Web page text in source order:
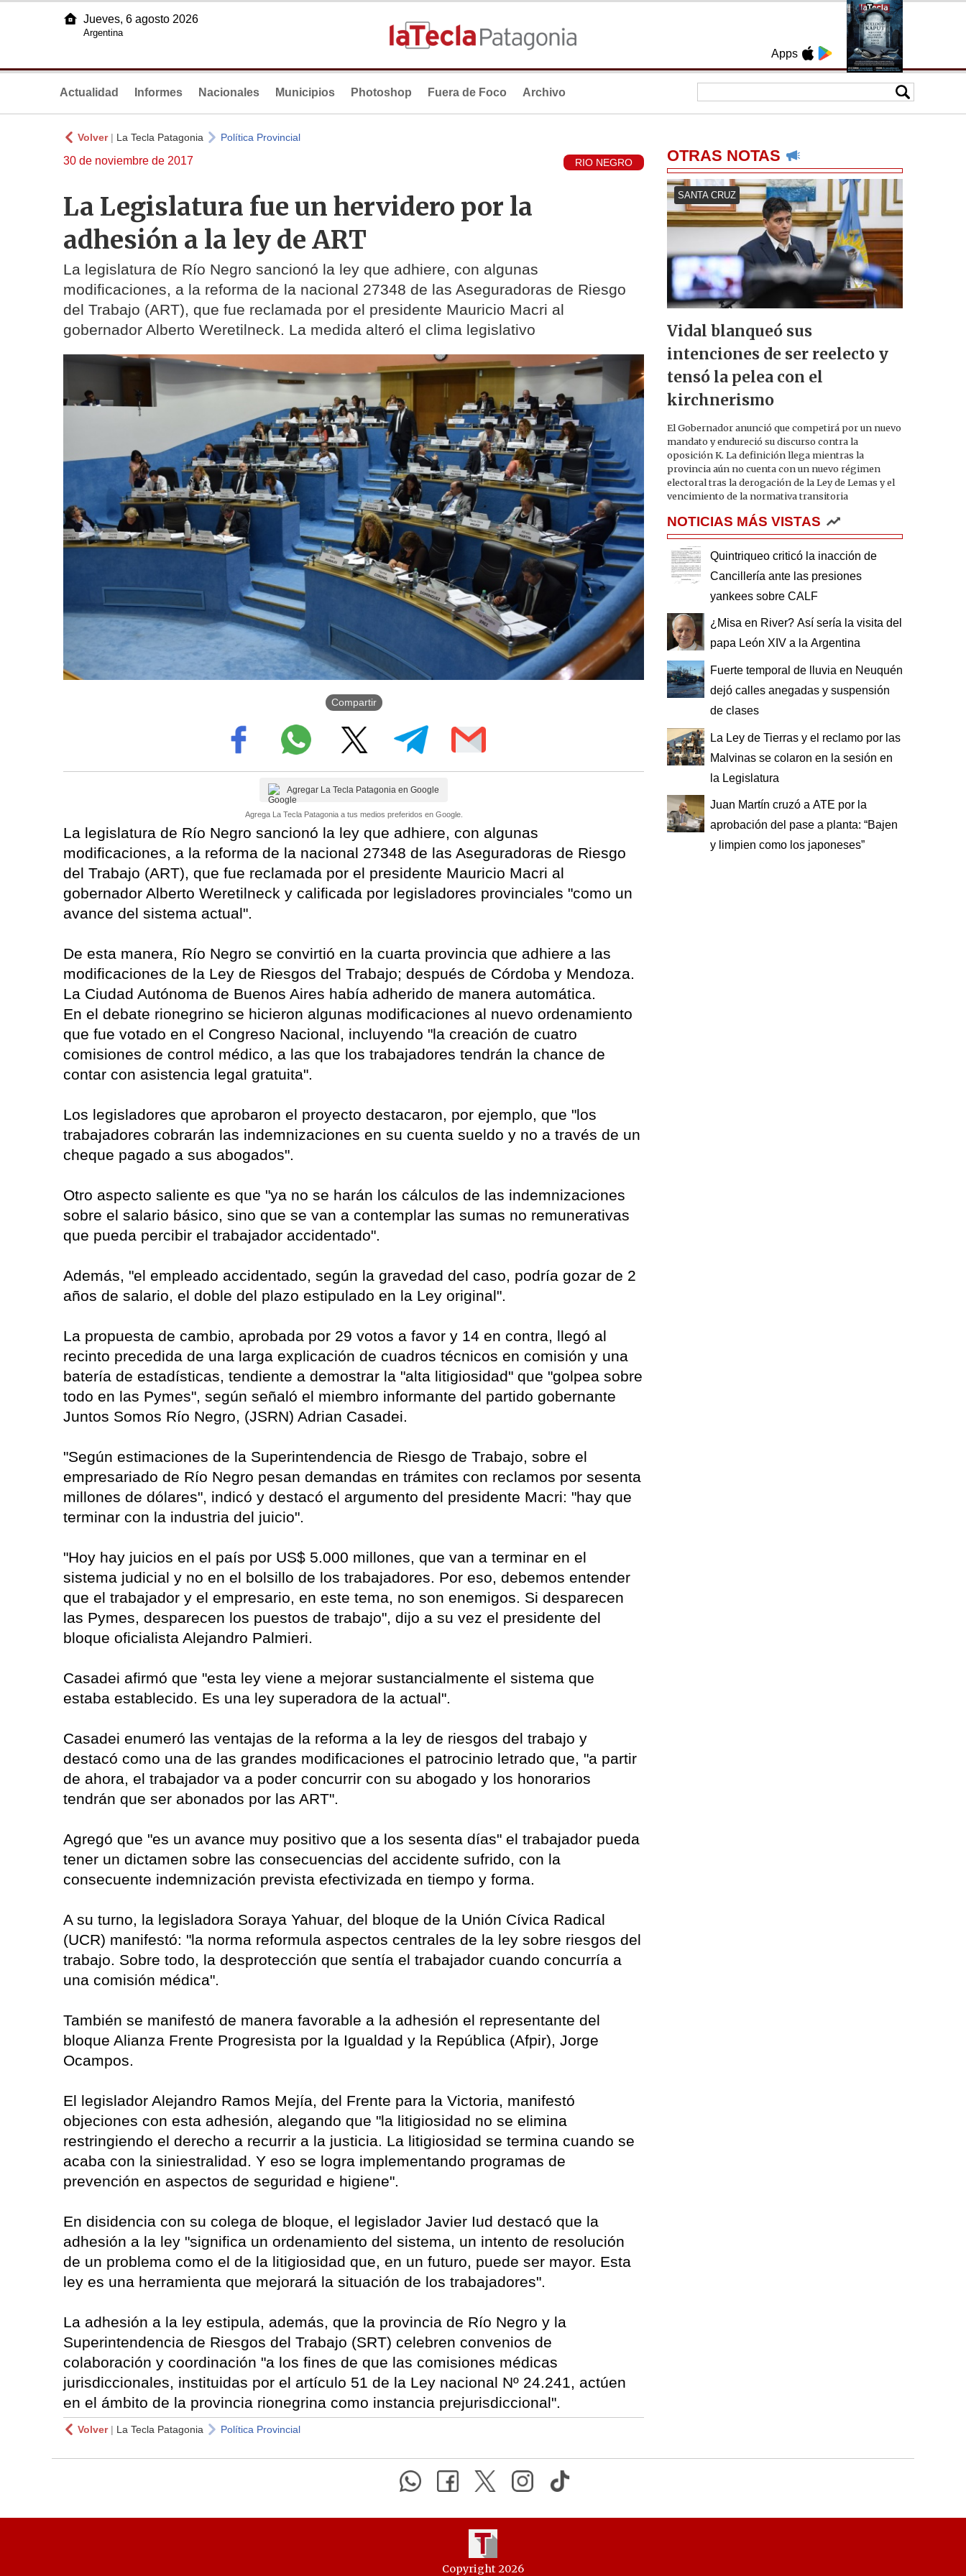
Apps
Jueves, 6 agosto 2026
Argentina
Actualidad Informes Nacionales Municipios Photoshop Fuera de Foco Archivo
Volver| La Tecla Patagonia Política Provincial
30 de noviembre de 2017 RIO NEGRO
La Legislatura fue un hervidero por la
adhesión a la ley de ART
La legislatura de Río Negro sancionó la ley que adhiere, con algunas
modificaciones, a la reforma de la nacional 27348 de las Aseguradoras de Riesgo
del Trabajo (ART), que fue reclamada por el presidente Mauricio Macri al
gobernador Alberto Weretilneck. La medida alteró el clima legislativo
Compartir
Agregar La Tecla Patagonia en Google
Agrega La Tecla Patagonia a tus medios preferidos en Google.
La legislatura de Río Negro sancionó la ley que adhiere, con algunas
modificaciones, a la reforma de la nacional 27348 de las Aseguradoras de Riesgo
del Trabajo (ART), que fue reclamada por el presidente Mauricio Macri al
gobernador Alberto Weretilneck y calificada por legisladores provinciales "como un
avance del sistema actual".
De esta manera, Río Negro se convirtió en la cuarta provincia que adhiere a las
modificaciones de la Ley de Riesgos del Trabajo; después de Córdoba y Mendoza.
La Ciudad Autónoma de Buenos Aires había adherido de manera automática.
En el debate rionegrino se hicieron algunas modificaciones al nuevo ordenamiento
que fue votado en el Congreso Nacional, incluyendo "la creación de cuatro
comisiones de control médico, a las que los trabajadores tendrán la chance de
contar con asistencia legal gratuita".
Los legisladores que aprobaron el proyecto destacaron, por ejemplo, que "los
trabajadores cobrarán las indemnizaciones en su cuenta sueldo y no a través de un
cheque pagado a sus abogados".
Otro aspecto saliente es que "ya no se harán los cálculos de las indemnizaciones
sobre el salario básico, sino que se van a contemplar las sumas no remunerativas
que pueda percibir el trabajador accidentado".
Además, "el empleado accidentado, según la gravedad del caso, podría gozar de 2
años de salario, el doble del plazo estipulado en la Ley original".
La propuesta de cambio, aprobada por 29 votos a favor y 14 en contra, llegó al
recinto precedida de una larga explicación de cuadros técnicos en comisión y una
batería de estadísticas, tendiente a demostrar la "alta litigiosidad" que "golpea sobre
todo en las Pymes", según señaló el miembro informante del partido gobernante
Juntos Somos Río Negro, (JSRN) Adrian Casadei.
"Según estimaciones de la Superintendencia de Riesgo de Trabajo, sobre el
empresariado de Río Negro pesan demandas en trámites con reclamos por sesenta
millones de dólares", indicó y destacó el argumento del presidente Macri: "hay que
terminar con la industria del juicio".
"Hoy hay juicios en el país por US$ 5.000 millones, que van a terminar en el
sistema judicial y no en el bolsillo de los trabajadores. Por eso, debemos entender
que el trabajador y el empresario, en este tema, no son enemigos. Si desparecen
las Pymes, desparecen los puestos de trabajo", dijo a su vez el presidente del
bloque oficialista Alejandro Palmieri.
Casadei afirmó que "esta ley viene a mejorar sustancialmente el sistema que
estaba establecido. Es una ley superadora de la actual".
Casadei enumeró las ventajas de la reforma a la ley de riesgos del trabajo y
destacó como una de las grandes modificaciones el patrocinio letrado que, "a partir
de ahora, el trabajador va a poder concurrir con su abogado y los honorarios
tendrán que ser abonados por las ART".
Agregó que "es un avance muy positivo que a los sesenta días" el trabajador pueda
tener un dictamen sobre las consecuencias del accidente sufrido, con la
consecuente indemnización prevista efectivizada en tiempo y forma.
A su turno, la legisladora Soraya Yahuar, del bloque de la Unión Cívica Radical
(UCR) manifestó: "la norma reformula aspectos centrales de la ley sobre riesgos del
trabajo. Sobre todo, la desprotección que sentía el trabajador cuando concurría a
una comisión médica".
También se manifestó de manera favorable a la adhesión el representante del
bloque Alianza Frente Progresista por la Igualdad y la República (Afpir), Jorge
Ocampos.
El legislador Alejandro Ramos Mejía, del Frente para la Victoria, manifestó
objeciones con esta adhesión, alegando que "la litigiosidad no se elimina
restringiendo el derecho a recurrir a la justicia. La litigiosidad se termina cuando se
acaba con la siniestralidad. Y eso se logra implementando programas de
prevención en aspectos de seguridad e higiene".
En disidencia con su colega de bloque, el legislador Javier Iud destacó que la
adhesión a la ley "significa un ordenamiento del sistema, un intento de resolución
de un problema como el de la litigiosidad que, en un futuro, puede ser mayor. Esta
ley es una herramienta que mejorará la situación de los trabajadores".
La adhesión a la ley estipula, además, que la provincia de Río Negro y la
Superintendencia de Riesgos del Trabajo (SRT) celebren convenios de
colaboración y coordinación "a los fines de que las comisiones médicas
jurisdiccionales, instituidas por el artículo 51 de la Ley nacional Nº 24.241, actúen
en el ámbito de la provincia rionegrina como instancia prejurisdiccional".
Volver| La Tecla Patagonia Política Provincial
OTRAS NOTAS
SANTA CRUZ
Vidal blanqueó sus
intenciones de ser reelecto y
tensó la pelea con el
kirchnerismo
El Gobernador anunció que competirá por un nuevo
mandato y endureció su discurso contra la
oposición K. La definición llega mientras la
provincia aún no cuenta con un nuevo régimen
electoral tras la derogación de la Ley de Lemas y el
vencimiento de la normativa transitoria
NOTICIAS MÁS VISTAS
Quintriqueo criticó la inacción de
Cancillería ante las presiones
yankees sobre CALF
¿Misa en River? Así sería la visita del
papa León XIV a la Argentina
Fuerte temporal de lluvia en Neuquén
dejó calles anegadas y suspensión
de clases
La Ley de Tierras y el reclamo por las
Malvinas se colaron en la sesión en
la Legislatura
Juan Martín cruzó a ATE por la
aprobación del pase a planta: “Bajen
y limpien como los japoneses”
Copyright 2026